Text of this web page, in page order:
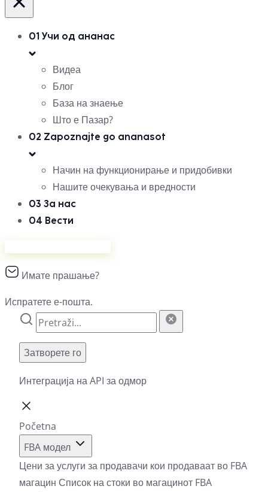
01 Учи од ананас
Видеа
Блог
База на знаење
Што е Пазар?
02 Zapoznajte go ananasot
Начин на функционирање и придобивки
Нашите очекувања и вредности
03 За нас
04 Вести
Имате прашање?
Испратете е-пошта.
Затворете го
Интеграција на API за одмор
Početna
FBA модел
Цени за услуги за продавачи кои продаваат во FBA
магацин Список на стоки во магацинот FBA